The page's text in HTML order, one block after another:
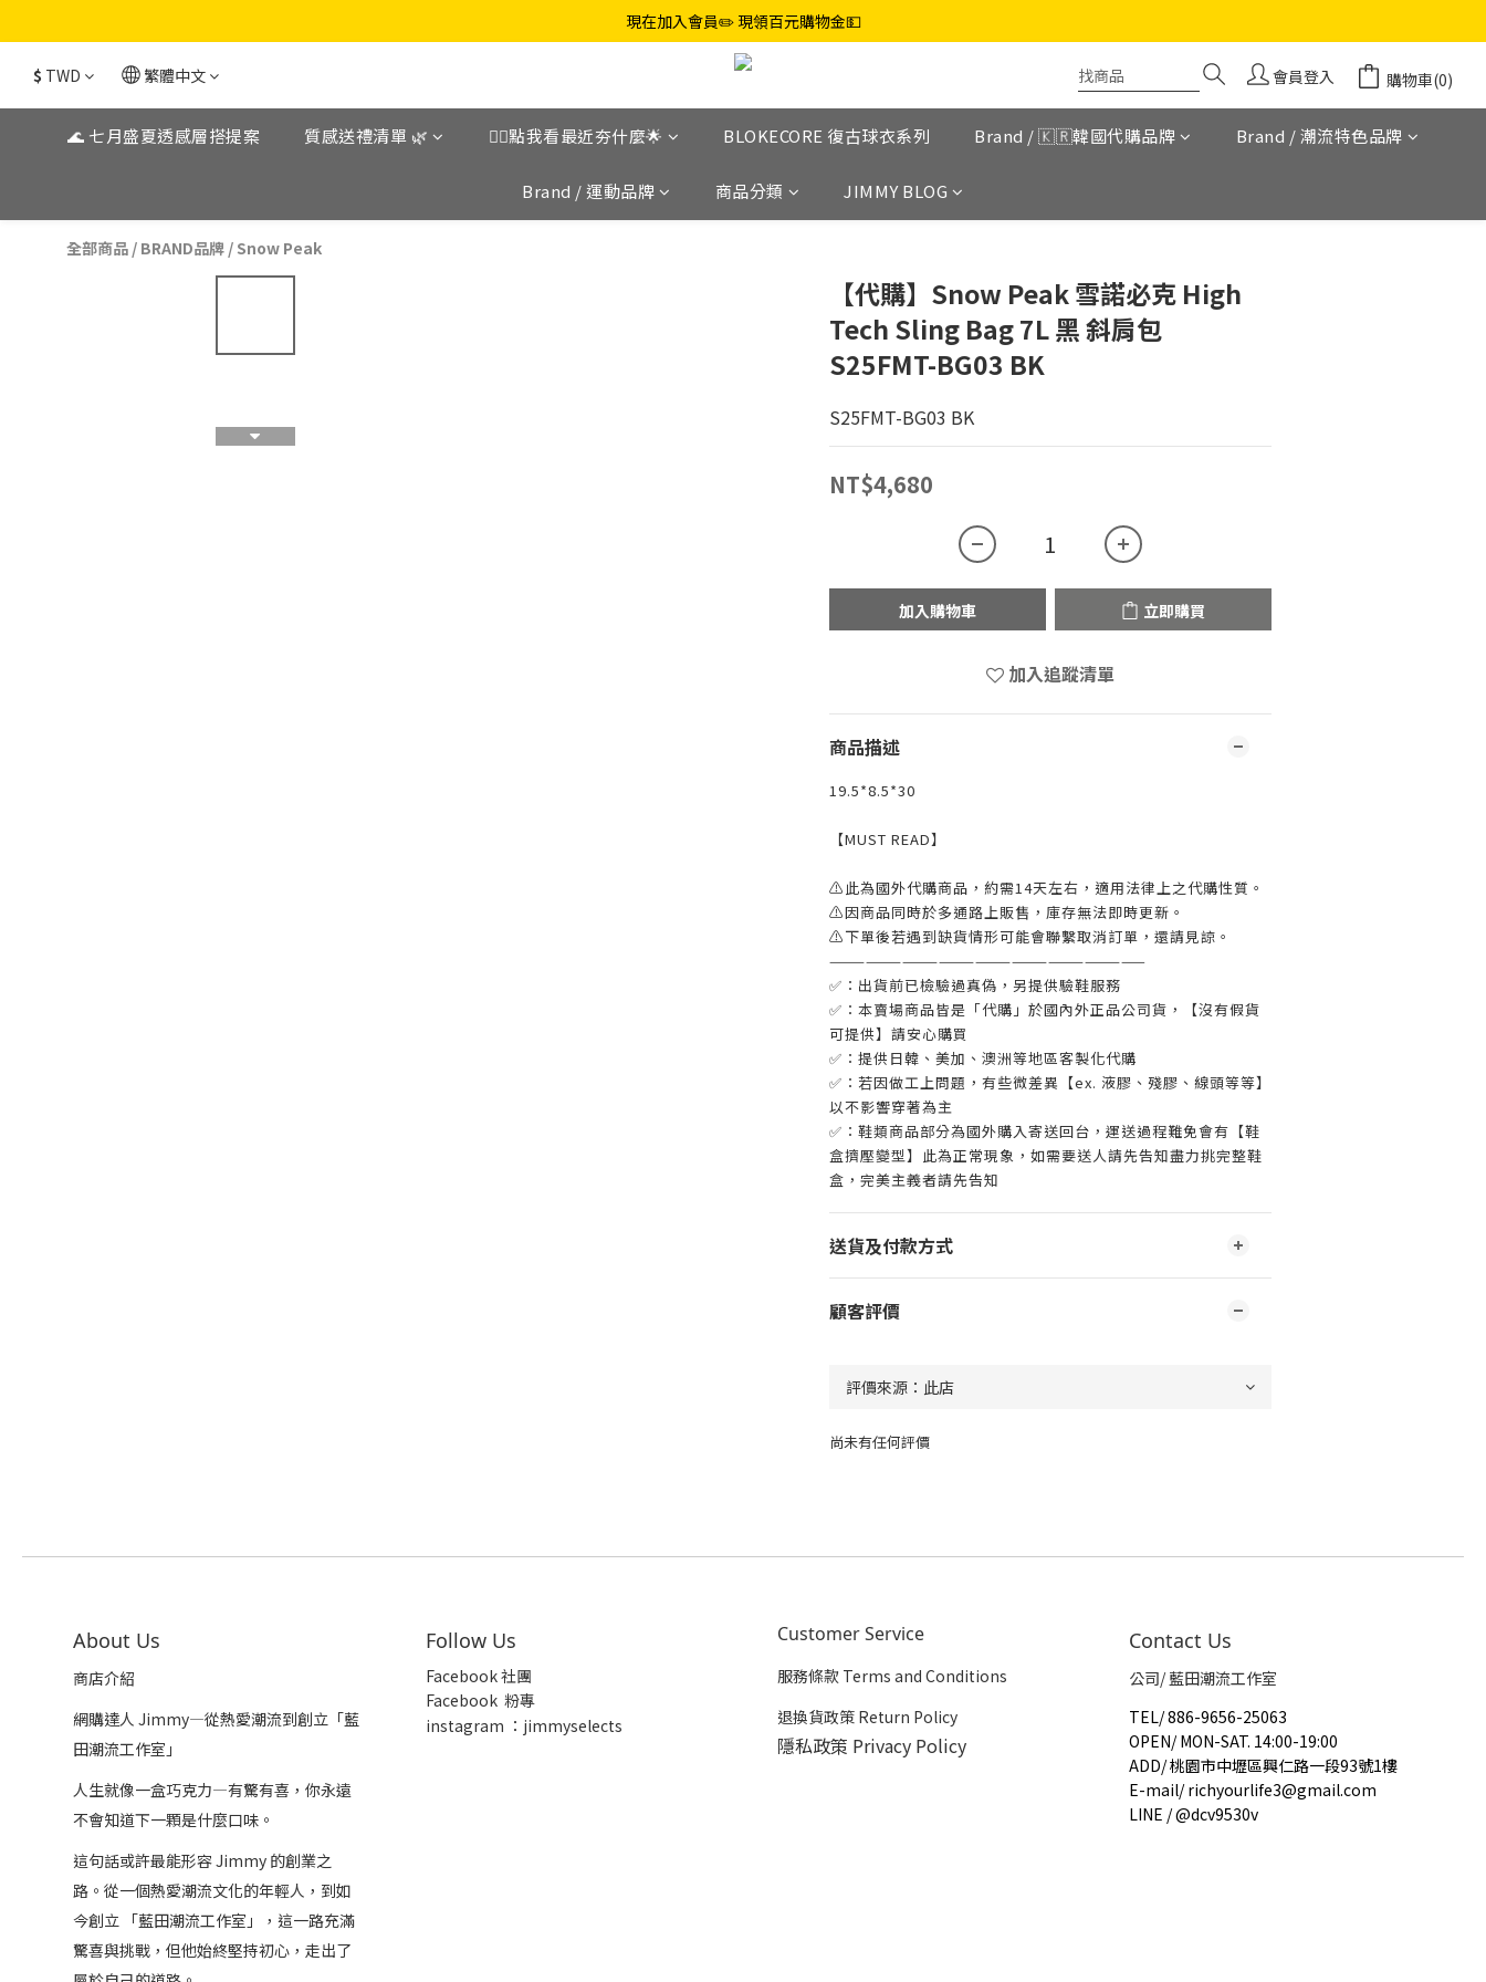
現在加入會員✏️ 現領百元購物金💵
$ TWD 繁體中文 會員登入 購物車(0)
🌊 七月盛夏透感層搭提案 質感送禮清單 🌿 👉🏼點我看最近夯什麼🌟 BLOKECORE 復古球衣系列 Brand / 🇰🇷韓國代購品牌 Brand / 潮流特色品牌
Brand / 運動品牌 商品分類 JIMMY BLOG
全部商品 / BRAND品牌 / Snow Peak
【代購】Snow Peak 雪諾必克 High
Tech Sling Bag 7L 黑 斜肩包
S25FMT-BG03 BK
S25FMT-BG03 BK
NT$4,680
加入購物車 立即購買
加入追蹤清單
商品描述
19.5*8.5*30
【MUST READ】
⚠此為國外代購商品，約需14天左右，適用法律上之代購性質。
⚠因商品同時於多通路上販售，庫存無法即時更新。
⚠下單後若遇到缺貨情形可能會聯繫取消訂單，還請見諒。
——————————————————————————
✅：出貨前已檢驗過真偽，另提供驗鞋服務
✅：本賣場商品皆是「代購」於國內外正品公司貨，【沒有假貨
可提供】請安心購買
✅：提供日韓、美加、澳洲等地區客製化代購
✅：若因做工上問題，有些微差異【ex. 液膠、殘膠、線頭等等】
以不影響穿著為主
✅：鞋類商品部分為國外購入寄送回台，運送過程難免會有【鞋
盒擠壓變型】此為正常現象，如需要送人請先告知盡力挑完整鞋
盒，完美主義者請先告知
送貨及付款方式
顧客評價
尚未有任何評價
About Us
商店介紹
網購達人 Jimmy—從熱愛潮流到創立「藍
田潮流工作室」
人生就像一盒巧克力—有驚有喜，你永遠
不會知道下一顆是什麼口味。
這句話或許最能形容 Jimmy 的創業之
路。從一個熱愛潮流文化的年輕人，到如
今創立 「藍田潮流工作室」，這一路充滿
驚喜與挑戰，但他始終堅持初心，走出了
Follow Us
Facebook 社團
Facebook 粉專
instagram ：jimmyselects
Customer Service
服務條款 Terms and Conditions
退換貨政策 Return Policy
隱私政策 Privacy Policy
Contact Us
公司/ 藍田潮流工作室
TEL/886-9656-25063
OPEN/ MON-SAT. 14:00-19:00
ADD/桃園市中壢區興仁路一段93號1樓
E-mail/richyourlife3@gmail.com
LINE / @dcv9530v